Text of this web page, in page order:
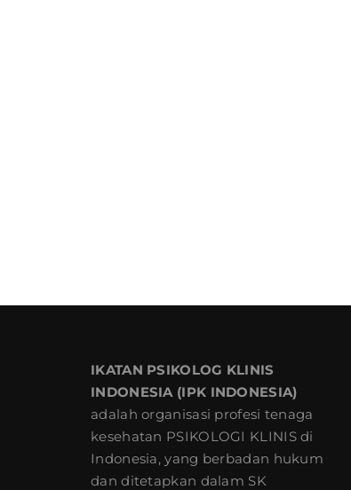
IKATAN PSIKOLOG KLINIS
INDONESIA (IPK INDONESIA)
adalah organisasi profesi tenaga
kesehatan PSIKOLOGI KLINIS di
Indonesia, yang berbadan hukum
dan ditetapkan dalam SK